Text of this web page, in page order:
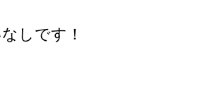
しです！